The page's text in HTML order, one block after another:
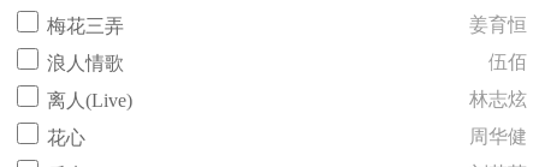
梅花三弄
姜育恒
浪人情歌
伍佰
离人(Live)
林志炫
花心
周华健